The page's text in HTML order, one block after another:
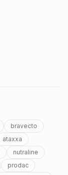
bravecto
ataxxa
nutraline
prodac